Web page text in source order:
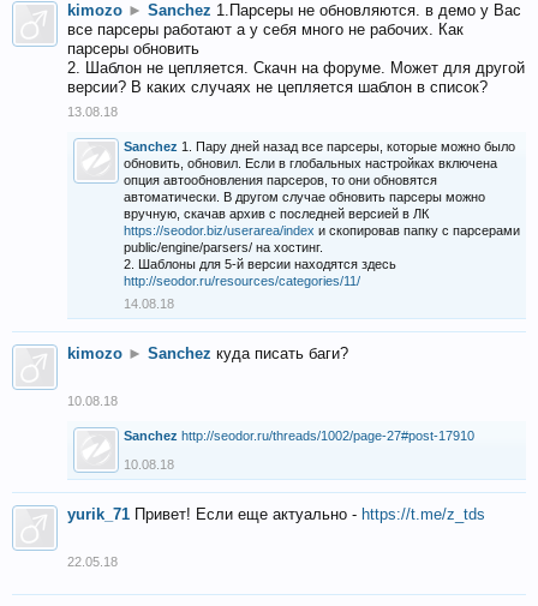
kimozo ► Sanchez 1.Парсеры не обновляются. в демо у Вас
все парсеры работают а у себя много не рабочих. Как
парсеры обновить
2. Шаблон не цепляется. Скачн на форуме. Может для другой
версии? В каких случаях не цепляется шаблон в список?
13.08.18
Sanchez 1. Пару дней назад все парсеры, которые можно было
обновить, обновил. Если в глобальных настройках включена
опция автообновления парсеров, то они обновятся
автоматически. В другом случае обновить парсеры можно
вручную, скачав архив с последней версией в ЛК
https://seodor.biz/userarea/index и скопировав папку с парсерами
public/engine/parsers/ на хостинг.
2. Шаблоны для 5-й версии находятся здесь
http://seodor.ru/resources/categories/11/
14.08.18
kimozo ► Sanchez куда писать баги?
10.08.18
Sanchez http://seodor.ru/threads/1002/page-27#post-17910
10.08.18
yurik_71 Привет! Если еще актуально - https://t.me/z_tds
22.05.18